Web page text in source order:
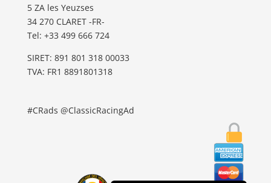
5 ZA les Yeuzses
34 270 CLARET -FR-
Tel: ‭+33 499 666 724‬
SIRET: 891 801 318 00033
TVA: FR1 8891801318
#CRads @ClassicRacingAd